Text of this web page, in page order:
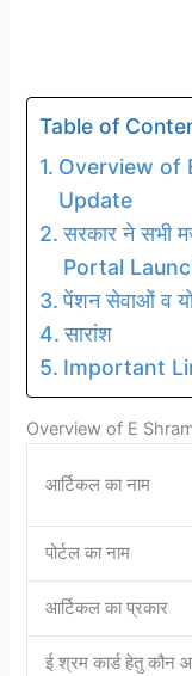
Table of
Overview of
Update
सरकार ने सभी
Portal
पेंशन सेवाओं व
सारांश
Important
Overview of E
आर्टिकल का नाम
पोर्टल का नाम
आर्टिकल का प्रकार
ई श्रम कार्ड हेतु कौन